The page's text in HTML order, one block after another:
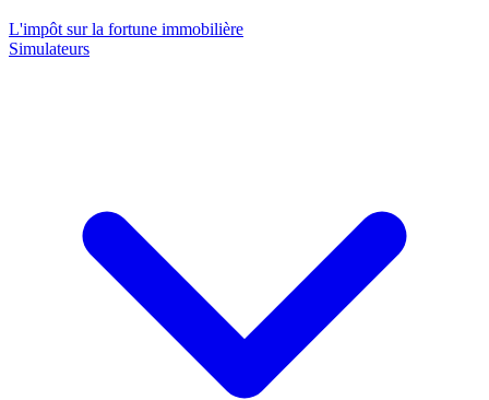
L'impôt sur la fortune immobilière
Simulateurs